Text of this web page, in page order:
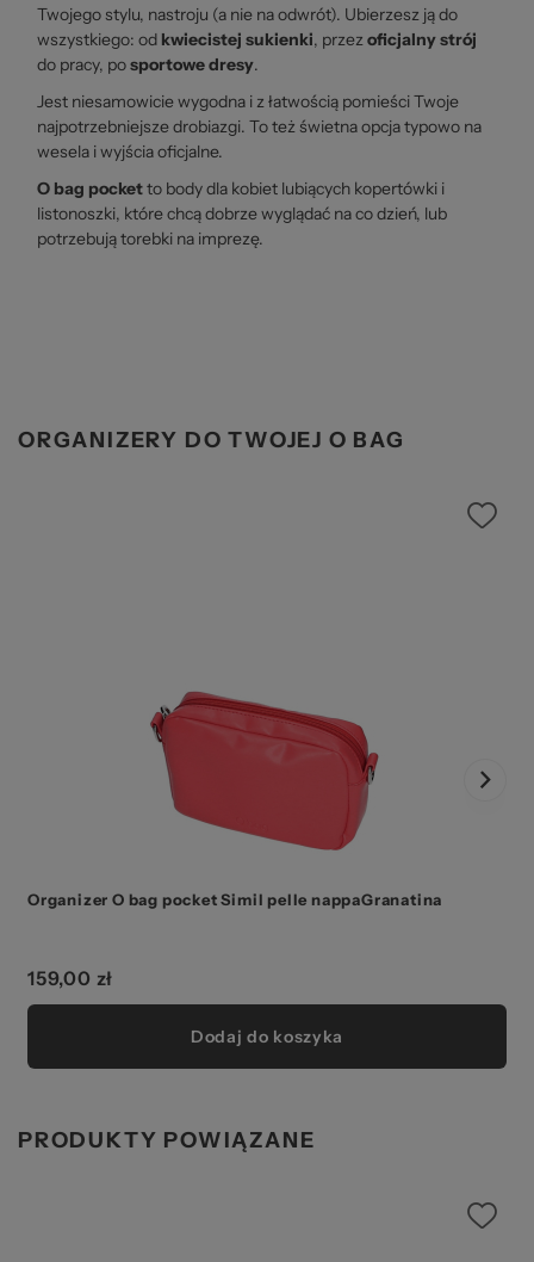
Twojego stylu, nastroju (a nie na odwrót). Ubierzesz ją do
wszystkiego: od kwiecistej sukienki, przezoficjalny strój
do pracy, posportowe dresy.
Jest niesamowicie wygodna i z łatwością pomieści Twoje
najpotrzebniejsze drobiazgi. To też świetna opcja typowo na
wesela i wyjścia oficjalne.
O bag pocketto body dla kobiet lubiących kopertówki i
listonoszki, które chcą dobrze wyglądać na co dzień, lub
potrzebują torebki na imprezę.
ORGANIZERY DO TWOJEJ O BAG
Organizer O bag pocket Simil pelle nappaGranatina
159,00 zł
Dodaj do koszyka
PRODUKTY POWIĄZANE